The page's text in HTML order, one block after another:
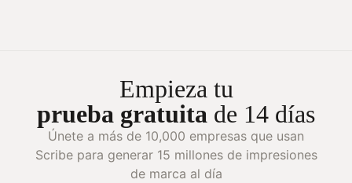
Empieza tu
prueba gratuita de 14 días
Únete a más de 10,000 empresas que usan
Scribe para generar 15 millones de impresiones
de marca al día